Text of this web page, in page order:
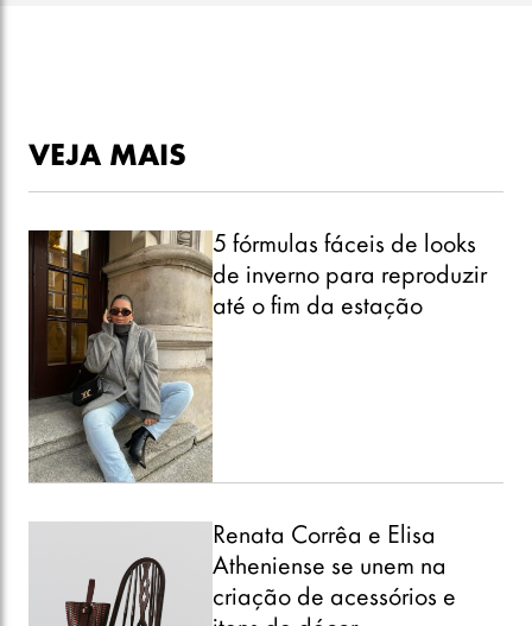
VEJA MAIS
5 fórmulas fáceis de looks
de inverno para reproduzir
até o fim da estação
Renata Corrêa e Elisa
Atheniense se unem na
criação de acessórios e